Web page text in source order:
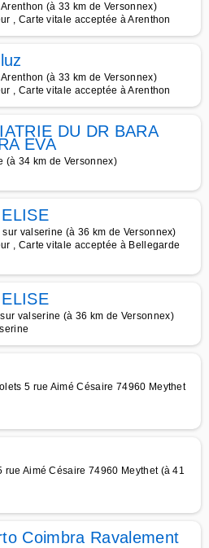
(à 33 km de Versonnex)
, Carte vitale acceptée à Arenthon
(à 33 km de Versonnex)
, Carte vitale acceptée à Arenthon
DU DR BARA
EVA
(à 34 km de Versonnex)
valserine (à 36 km de Versonnex)
, Carte vitale acceptée à Bellegarde
valserine (à 36 km de Versonnex)
5 rue Aimé Césaire 74960 Meythet
rue Aimé Césaire 74960 Meythet (à 41
Coimbra Ravalement